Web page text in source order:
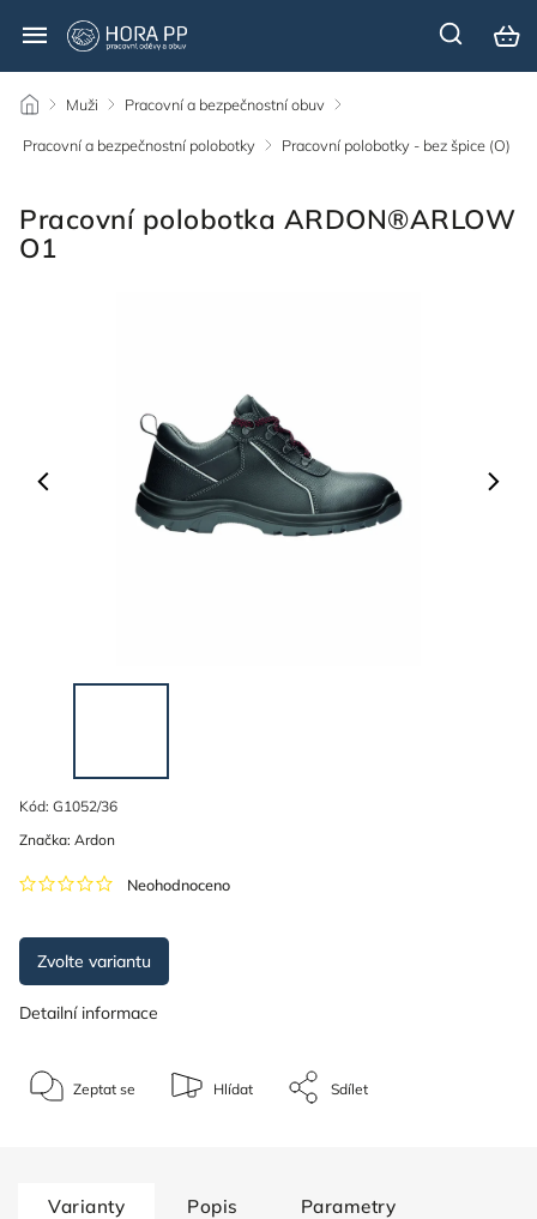
/ Muži / Pracovní a bezpečnostní obuv /
Pracovní a bezpečnostní polobotky /
Pracovní polobotky - bez špice (O)
Pracovní polobotka ARDON®ARLOW
O1
Kód: G1052/36
Neohodnoceno
Značka: Ardon
Zvolte variantu
Detailní informace
Zeptat se Hlídat Sdílet
Varianty Popis Parametry